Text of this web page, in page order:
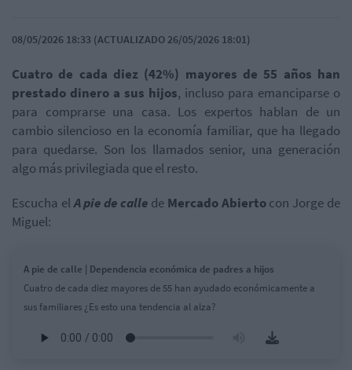
08/05/2026 18:33 (ACTUALIZADO 26/05/2026 18:01)
Cuatro de cada diez (42%) mayores de 55 años han
prestado dinero a sus hijos, incluso para emanciparse o
para comprarse una casa. Los expertos hablan de un
cambio silencioso en la economía familiar, que ha llegado
para quedarse. Son los llamados senior, una generación
algo más privilegiada que el resto.
Escucha elA pie de calle de Mercado Abiertocon Jorge de
Miguel:
A pie de calle | Dependencia económica de padres a hijos
Cuatro de cada diez mayores de 55 han ayudado económicamente a
sus familiares ¿Es esto una tendencia al alza?